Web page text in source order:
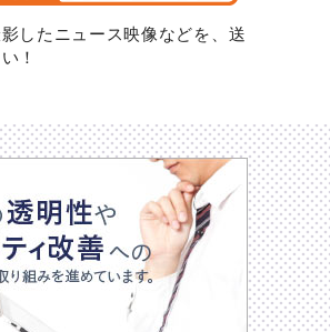
したニュース映像などを、送
！